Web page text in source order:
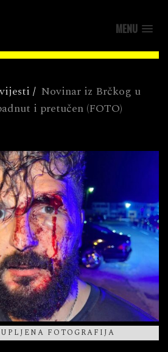
MENU
/ Novinar iz Brčkog u
i pretučen (FOTO)
FOTOGRAFIJA